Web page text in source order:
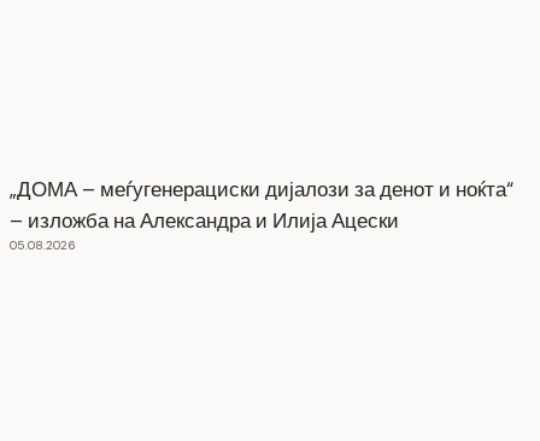
„ДОМА – меѓугенерациски дијалози за денот и ноќта“
– изложба на Александра и Илија Ацески
05.08.2026